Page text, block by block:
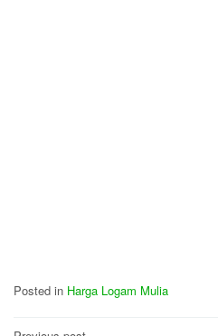
Posted in Harga Logam Mulia